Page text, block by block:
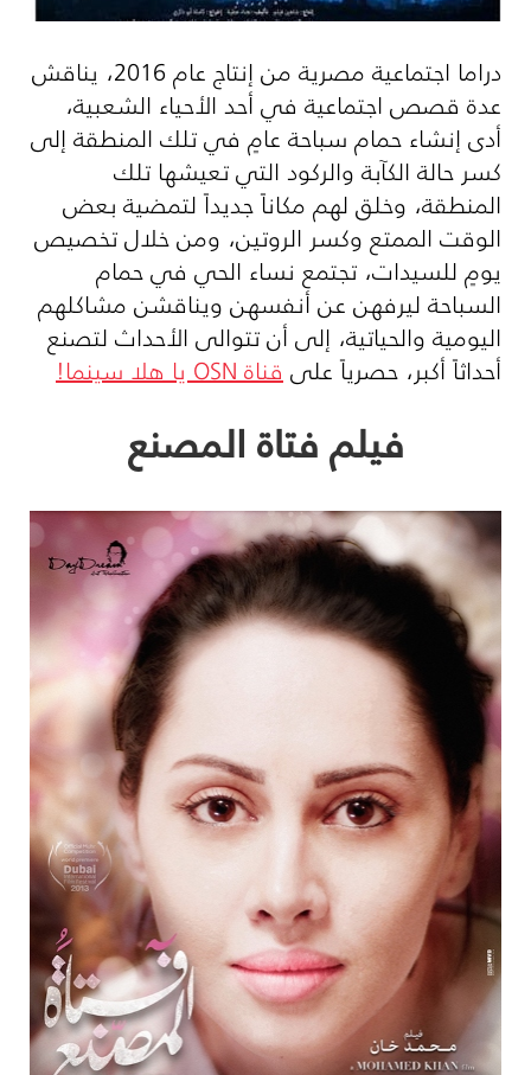
دراما اجتماعية مصرية من إنتاج عام 2016، يناقش
عدة قصص اجتماعية في أحد الأحياء الشعبية،
أدى إنشاء حمام سباحة عامٍ في تلك المنطقة إلى
كسر حالة الكآبة والركود التي تعيشها تلك
المنطقة، وخلق لهم مكاناً جديداً لتمضية بعض
الوقت الممتع وكسر الروتين، ومن خلال تخصيص
يومٍ للسيدات، تجتمع نساء الحي في حمام
السباحة ليرفهن عن أنفسهن ويناقشن مشاكلهم
اليومية والحياتية، إلى أن تتوالى الأحداث لتصنع
أحداثاً أكبر، حصرياً علىقناةOSNيا هلا سينما!
فيلم فتاة المصنع